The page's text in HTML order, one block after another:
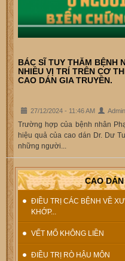
BÁC SĨ TUY THĂM BỆNH
NHIỀU VỊ TRÍ TRÊN CƠ
CAO DÁN GIA TRUYỀN.
27/12/2024 - 11:46 AM Admin
Trường hợp của bệnh nhân
hiệu quả của cao dán Dr. Dư
những người...
CAO
ĐIỀU TRỊ CÁC BỆNH VỀ
KHỚP...
VẾT MỔ KHÔNG LIỀN
ĐIỀU TRỊ RÒ HẬU MÔN